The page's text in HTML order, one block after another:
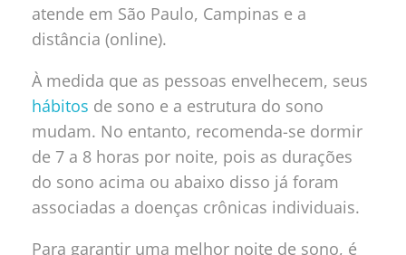
atende em São Paulo, Campinas e a
distância (online).
À medida que as pessoas envelhecem, seus
hábitos de sono e a estrutura do sono
mudam. No entanto, recomenda-se dormir
de 7 a 8 horas por noite, pois as durações
do sono acima ou abaixo disso já foram
associadas a doenças crônicas individuais.
Para garantir uma melhor noite de sono, é